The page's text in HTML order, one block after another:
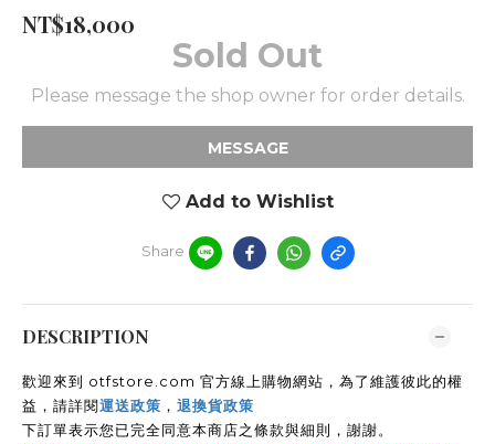
NT$18,000
Sold Out
Please message the shop owner for order details.
MESSAGE
Add to Wishlist
Share
DESCRIPTION
歡迎來到 otfstore.com 官方線上購物網站，為了維護彼此的權
益，請詳閱運送政策 ， 退換貨政策
下訂單表示您已完全同意本商店之條款與細則，謝謝。